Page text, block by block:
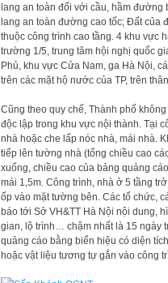
lang an toàn đối với cầu, hầm
lang an toàn đường cao tốc; Đất của
thuộc công trình cao tầng. 4 khu vực
trường 1/5, trung tâm hội nghị quốc
Phủ, khu vực Cửa Nam, ga Hà Nội,
trên các mặt hộ nước của TP, trên
Cũng theo quy chế, Thành phố
độc lập trong khu vực nội thành. Tại
nhà hoặc che lấp nóc nhà, mái nhà.
tiếp lên tường nhà (tổng chiều cao
xuống, chiều cao của bảng quảng
mái 1,5m. Công trình, nhà ở 5 tầng
ốp vào mặt tường bên. Các tổ chức,
báo tới Sở VH&TT Hà Nội nội dung,
gian, lộ trình… chậm nhất là 15 ngày
quảng cáo bằng biển hiệu có diện
hoặc vật liệu tương tự gắn vào công